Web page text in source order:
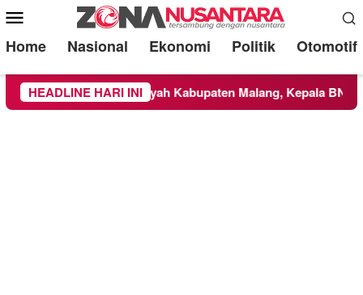
Mobile
Menu
Home Nasional Ekonomi Politik Otomotif
HEADLINE HARI INI
Meluas ke Wilayah Kabupaten Malang, Kepala BNPB